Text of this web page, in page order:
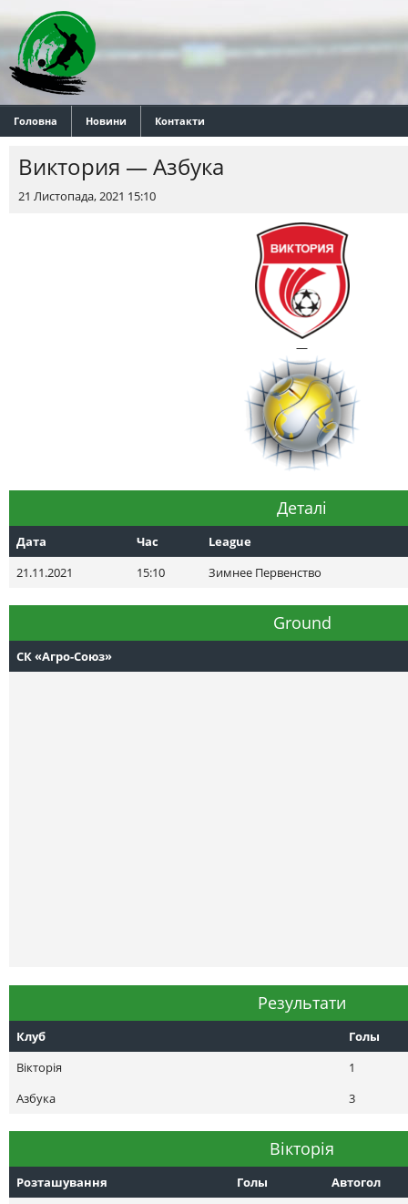
Головна Новини Контакти
Виктория — Азбука
21 Листопада, 2021 15:10
—
Деталі
Дата Час
League
21.11.2021
15:10 Зимнее Первенство
Ground
СК «Агро-Союз»
Результати
Клуб
Голы
Вікторія
1
Азбука
3
Вікторія
Розташування Голы
Автогол